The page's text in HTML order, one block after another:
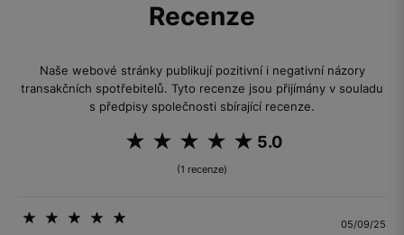
Recenze
Naše webové stránky publikují pozitivní i negativní názory
transakčních spotřebitelů. Tyto recenze jsou přijímány v souladu
s předpisy společnosti sbírající recenze.
5.0
(1 recenze)
05/09/25